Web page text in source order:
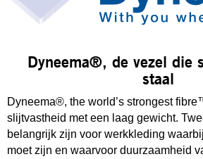
Dyneema®, de vezel die
staal
Dyneema®, the world’s strongest
slijtvastheid met een laag gewicht.
belangrijk zijn voor werkkleding
moet zijn en waarvoor duurzaamheid